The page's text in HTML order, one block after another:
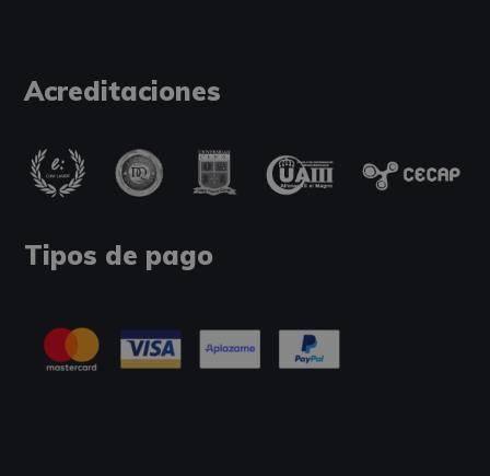
Acreditaciones
Tipos de pago